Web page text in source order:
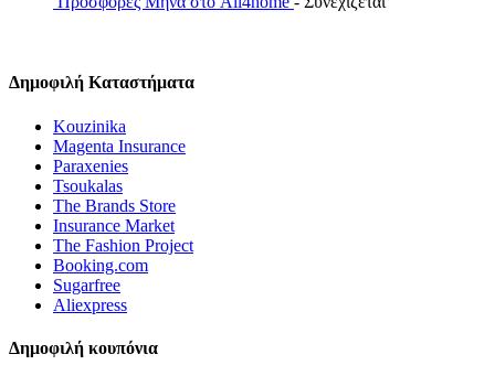
Δημοφιλή Καταστήματα
Kouzinika
Magenta Insurance
Paraxenies
Tsoukalas
The Brands Store
Insurance Market
The Fashion Project
Booking.com
Sugarfree
Aliexpress
Δημοφιλή κουπόνια